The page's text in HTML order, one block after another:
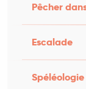
Pêcher
Escalade
Spéléologie